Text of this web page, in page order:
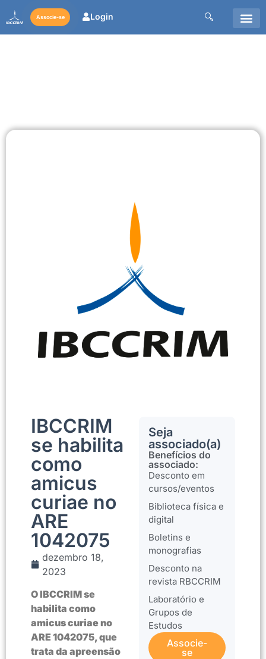
Associe-se Login
IBCCRIM
se habilita
como
amicus
curiae no
ARE
1042075
dezembro 18,
2023
O IBCCRIM se
habilita como
amicus curiae no
ARE 1042075, que
trata da apreensão
Seja
associado(a)
Benefícios do
associado:
Desconto em
cursos/eventos
Biblioteca física e
digital
Boletins e
monografias
Desconto na
revista RBCCRIM
Laboratório e
Grupos de
Estudos
Associe-
se